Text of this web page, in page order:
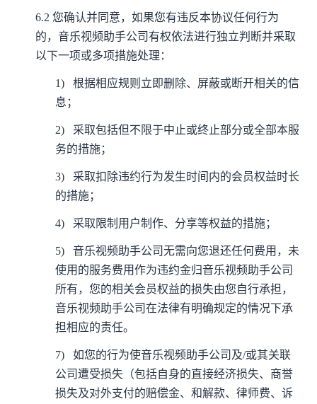
6.2您确认并同意，如果您有违反本协议任何行为
的，音乐视频助手公司有权依法进行独立判断并采取
以下一项或多项措施处理：
1)
根据相应规则立即删除、屏蔽或断开相关的信
息；
2)
采取包括但不限于中止或终止部分或全部本服
务的措施；
3)
采取扣除违约行为发生时间内的会员权益时长
的措施；
4) 采取限制用户制作、分享等权益的措施；
5)
音乐视频助手公司无需向您退还任何费用，未
使用的服务费用作为违约金归音乐视频助手公司
所有，您的相关会员权益的损失由您自行承担，
音乐视频助手公司在法律有明确规定的情况下承
担相应的责任。
7)
如您的行为使音乐视频助手公司及/或其关联
公司遭受损失（包括自身的直接经济损失、商誉
损失及对外支付的赔偿金、和解款、律师费、诉